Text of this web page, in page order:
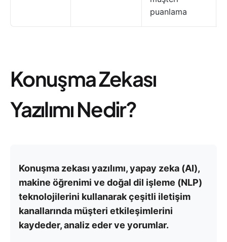
puanlama
Konuşma Zekası
Yazılımı Nedir?
Konuşma zekası yazılımı, yapay zeka (AI),
makine öğrenimi ve doğal dil işleme (NLP)
teknolojilerini kullanarak çeşitli iletişim
kanallarında müşteri etkileşimlerini
kaydeder, analiz eder ve yorumlar.